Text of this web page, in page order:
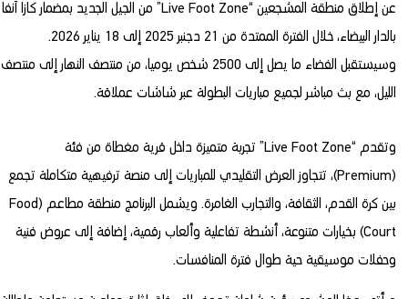
عن إطلاق منطقة المشجعين “Live Foot Zone” من الجيل الجديد بمضمار كازا آنفا
بالدار البيضاء، خلال الفترة الممتدة من 21 دجنبر 2025 إلى 18 يناير 2026.
وسيستقبل الفضاء ما يصل إلى 2500 شخص يوميا، من منتصف النهار إلى منتصف
الليل، مع بث مباشر لجميع مباريات البطولة عبر شاشات عملاقة.
وتقدم “Live Foot Zone” تجربة متميزة داخل قرية مغطاة من فئة
(Premium)، تتجاوز العرض التقليدي للمباريات إلى منصة ترفيهية متكاملة تجمع
بين كرة القدم، الثقافة، والتجارب الغامرة. ويشمل البرنامج منطقة مطاعم (Food
Court) بخيارات متنوعة، أنشطة تفاعلية وألعاب رقمية، إضافة إلى عروض فنية
وحفلات موسيقية حية طوال فترة المنافسات.